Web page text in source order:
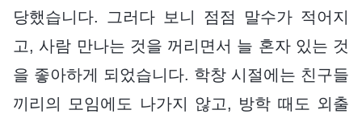
당했습니다. 그러다 보니 점점 말수가 적어지
고, 사람 만나는 것을 꺼리면서 늘 혼자 있는 것
을 좋아하게 되었습니다. 학창 시절에는 친구들
끼리의 모임에도 나가지 않고, 방학 때도 외출